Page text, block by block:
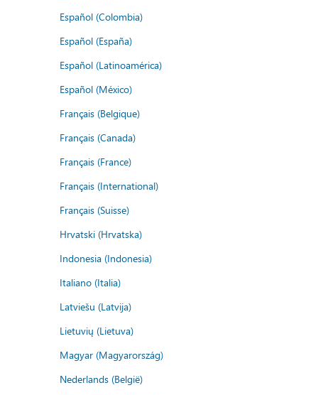
Español (Colombia)
Español (España)
Español (Latinoamérica)
Español (México)
Français (Belgique)
Français (Canada)
Français (France)
Français (International)
Français (Suisse)
Hrvatski (Hrvatska)
Indonesia (Indonesia)
Italiano (Italia)
Latviešu (Latvija)
Lietuvių (Lietuva)
Magyar (Magyarország)
Nederlands (België)